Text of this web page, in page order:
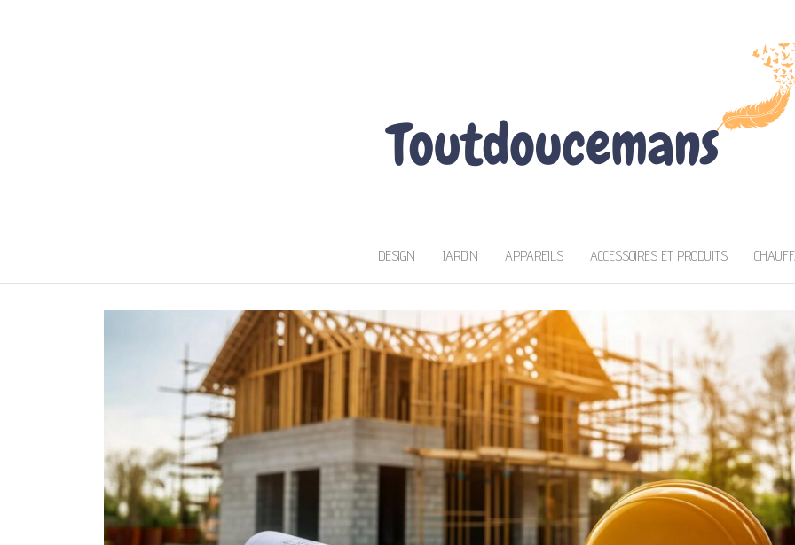
DESIGN JARDIN APPAREILS ACCESSOIRES ET PRODUITS